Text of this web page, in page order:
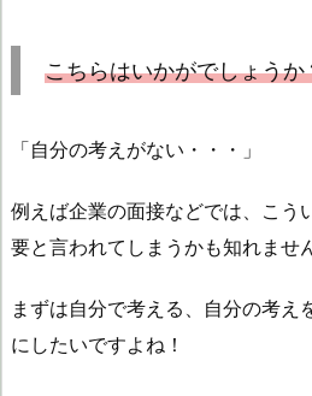
こちらはいかがでしょうか
「自分の考えがない・・・」
例えば企業の面接などでは、こう
要と言われてしまうかも知れません
まずは自分で考える、自分の考え
にしたいですよね！